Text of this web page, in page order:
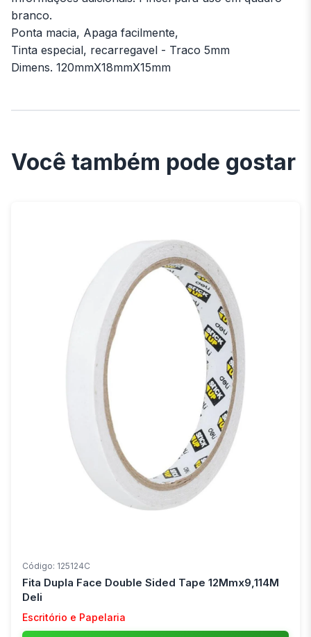
branco.
Ponta macia, Apaga facilmente,
Tinta especial, recarregavel - Traco 5mm
Dimens. 120mmX18mmX15mm
Você também pode gostar
Código: 125124C
Fita Dupla Face Double Sided Tape 12Mmx9,114M
Deli
Escritório e Papelaria